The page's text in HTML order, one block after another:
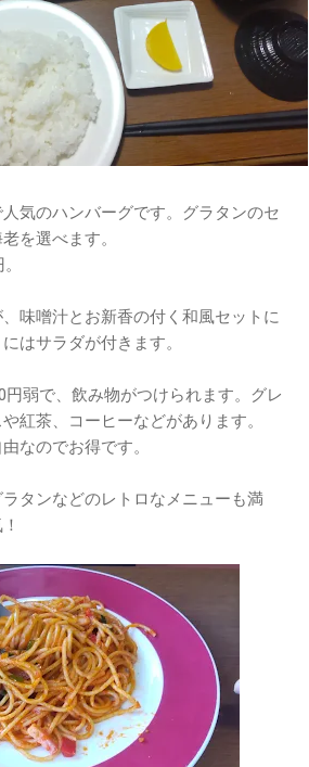
気のハンバーグです。グラタンのセ
を選べます。
味噌汁とお新香の付く和風セットに
はサラダが付きます。
弱で、飲み物がつけられます。グレ
紅茶、コーヒーなどがあります。
なのでお得です。
タンなどのレトロなメニューも満